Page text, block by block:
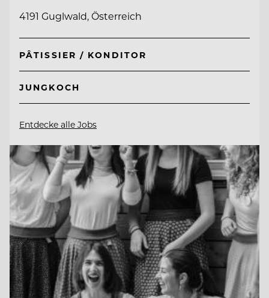
4191 Guglwald, Österreich
PÂTISSIER / KONDITOR
JUNGKOCH
Entdecke alle Jobs